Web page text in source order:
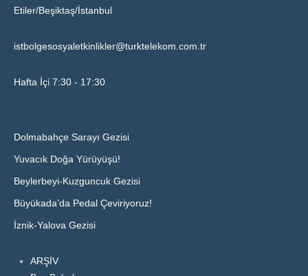
Etiler/Beşiktaş/İstanbul
istbolgesosyaletkinlikler@turktelekom.com.tr
Hafta İçi 7:30 - 17:30
Dolmabahçe Sarayı Gezisi
Yuvacık Doğa Yürüyüşü!
Beylerbeyi-Kuzguncuk Gezisi
Büyükada’da Pedal Çeviriyoruz!
İznik-Yalova Gezisi
ARŞİV